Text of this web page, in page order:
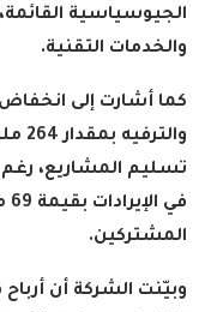
الجيوسياسية
والخدمات التقنية.
كما أشارت إلى انخفاض
تسليم المشاريع،
المشتركين.
وبيّنت الشركة أن